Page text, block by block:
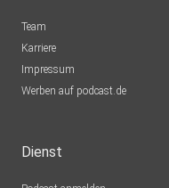
Team
Karriere
Impressum
Werben auf podcast.de
Dienst